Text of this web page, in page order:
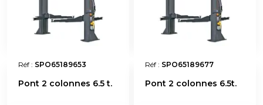
Réf : SPO65189653
Pont 2 colonnes 6.5 t.
Réf : SPO65189677
Pont 2 colonnes 6.5t.